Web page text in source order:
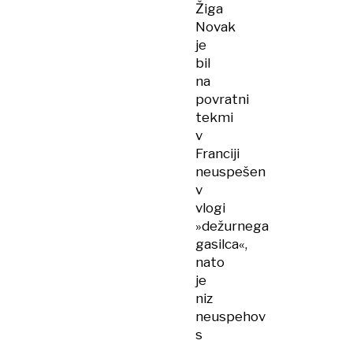
Žiga
Novak
je
bil
na
povratni
tekmi
v
Franciji
neuspešen
v
vlogi
»dežurnega
gasilca«,
nato
je
niz
neuspehov
s